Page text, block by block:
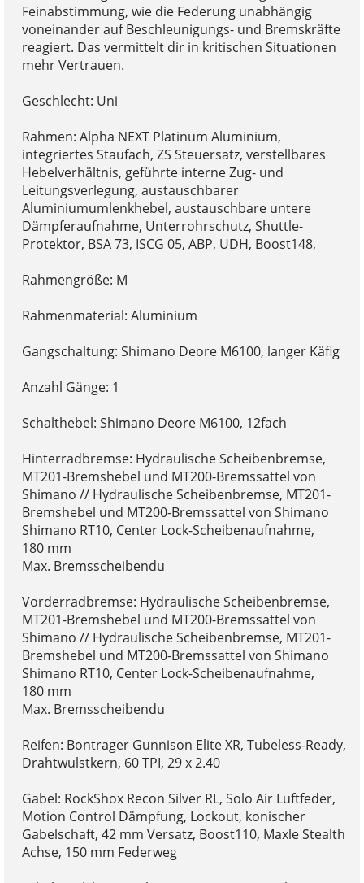
Feinabstimmung, wie die Federung unabhängig
voneinander auf Beschleunigungs- und Bremskräfte
reagiert. Das vermittelt dir in kritischen Situationen
mehr Vertrauen.
Geschlecht: Uni
Rahmen: Alpha NEXT Platinum Aluminium,
integriertes Staufach, ZS Steuersatz, verstellbares
Hebelverhältnis, geführte interne Zug- und
Leitungsverlegung, austauschbarer
Aluminiumumlenkhebel, austauschbare untere
Dämpferaufnahme, Unterrohrschutz, Shuttle-
Protektor, BSA 73, ISCG 05, ABP, UDH, Boost148,
Rahmengröße: M
Rahmenmaterial: Aluminium
Gangschaltung: Shimano Deore M6100, langer Käfig
Anzahl Gänge: 1
Schalthebel: Shimano Deore M6100, 12fach
Hinterradbremse: Hydraulische Scheibenbremse,
MT201-Bremshebel und MT200-Bremssattel von
Shimano // Hydraulische Scheibenbremse, MT201-
Bremshebel und MT200-Bremssattel von Shimano
Shimano RT10, Center Lock-Scheibenaufnahme,
180 mm
Max. Bremsscheibendu
Vorderradbremse: Hydraulische Scheibenbremse,
MT201-Bremshebel und MT200-Bremssattel von
Shimano // Hydraulische Scheibenbremse, MT201-
Bremshebel und MT200-Bremssattel von Shimano
Shimano RT10, Center Lock-Scheibenaufnahme,
180 mm
Max. Bremsscheibendu
Reifen: Bontrager Gunnison Elite XR, Tubeless-Ready,
Drahtwulstkern, 60 TPI, 29 x 2.40
Gabel: RockShox Recon Silver RL, Solo Air Luftfeder,
Motion Control Dämpfung, Lockout, konischer
Gabelschaft, 42 mm Versatz, Boost110, Maxle Stealth
Achse, 150 mm Federweg